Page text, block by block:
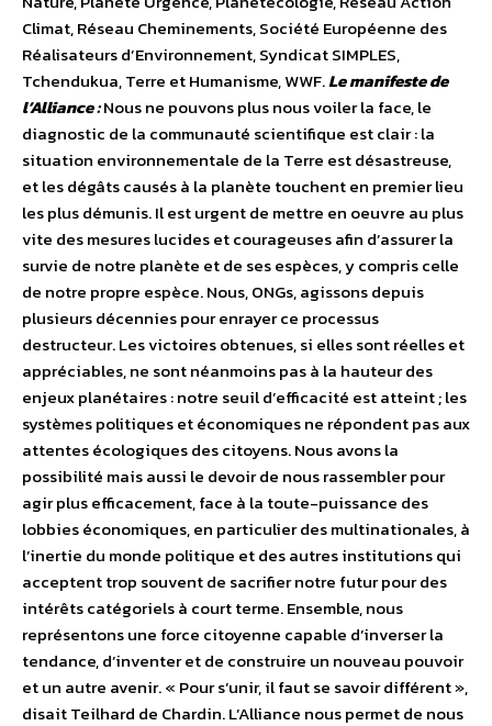
Climat, Réseau Cheminements, Société Européenne des
Réalisateurs d’Environnement, Syndicat SIMPLES,
Tchendukua, Terre et Humanisme, WWF.Le manifeste de
l’Alliance :Nous ne pouvons plus nous voiler la face, le
diagnostic de la communauté scientifique est clair : la
situation environnementale de la Terre est désastreuse,
et les dégâts causés à la planète touchent en premier lieu
les plus démunis. Il est urgent de mettre en oeuvre au plus
vite des mesures lucides et courageuses afin d’assurer la
survie de notre planète et de ses espèces, y compris celle
de notre propre espèce. Nous, ONGs, agissons depuis
plusieurs décennies pour enrayer ce processus
destructeur. Les victoires obtenues, si elles sont réelles et
appréciables, ne sont néanmoins pas à la hauteur des
enjeux planétaires : notre seuil d’efficacité est atteint ; les
systèmes politiques et économiques ne répondent pas aux
attentes écologiques des citoyens. Nous avons la
possibilité mais aussi le devoir de nous rassembler pour
agir plus efficacement, face à la toute-puissance des
lobbies économiques, en particulier des multinationales, à
l’inertie du monde politique et des autres institutions qui
acceptent trop souvent de sacrifier notre futur pour des
intérêts catégoriels à court terme. Ensemble, nous
représentons une force citoyenne capable d’inverser la
tendance, d’inventer et de construire un nouveau pouvoir
et un autre avenir. « Pour s’unir, il faut se savoir différent »,
disait Teilhard de Chardin. L’Alliance nous permet de nous